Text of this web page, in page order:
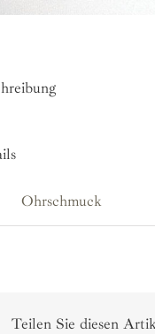
Ohrschmuck
Teilen Sie diesen